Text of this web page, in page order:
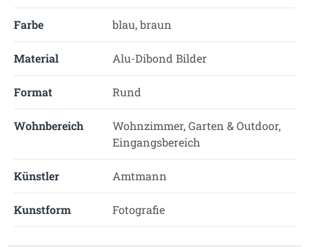
Farbe blau, braun
Material Alu-Dibond Bilder
Format Rund
Wohnbereich
Wohnzimmer, Garten & Outdoor,
Eingangsbereich
Künstler Amtmann
Kunstform Fotografie